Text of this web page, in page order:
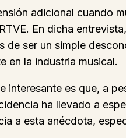
adicional cuando
En dicha
de ser un simple
en la industria musical.
interesante es que, a
ha llevado a
a esta anécdota,